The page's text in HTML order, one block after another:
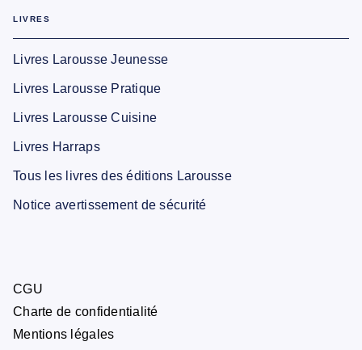
LIVRES
Livres Larousse Jeunesse
Livres Larousse Pratique
Livres Larousse Cuisine
Livres Harraps
Tous les livres des éditions Larousse
Notice avertissement de sécurité
CGU
Charte de confidentialité
Mentions légales